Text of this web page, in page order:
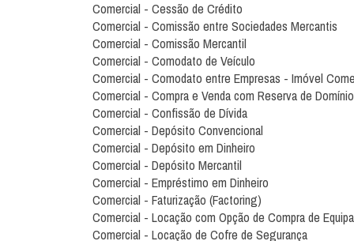
Comercial - Cessão de Crédito
Comercial - Comissão entre Sociedades Mercantis
Comercial - Comissão Mercantil
Comercial - Comodato de Veículo
Comercial - Comodato entre Empresas - Imóvel
Comercial - Compra e Venda com Reserva de Domínio
Comercial - Confissão de Dívida
Comercial - Depósito Convencional
Comercial - Depósito em Dinheiro
Comercial - Depósito Mercantil
Comercial - Empréstimo em Dinheiro
Comercial - Faturização (Factoring)
Comercial - Locação com Opção de Compra de
Comercial - Locação de Cofre de Segurança